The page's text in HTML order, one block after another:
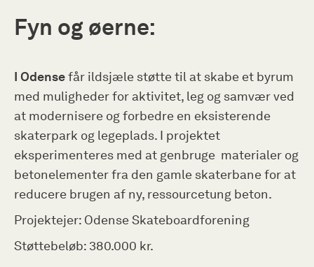
Fyn og øerne:
I Odensefår ildsjæle støtte til at skabe et byrum
med muligheder for aktivitet, leg og samvær ved
at modernisere og forbedre en eksisterende
skaterpark og legeplads. I projektet
eksperimenteres med at genbruge materialer og
betonelementer fra den gamle skaterbane for at
reducere brugen af ny, ressourcetung beton.
Projektejer: Odense Skateboardforening
Støttebeløb: 380.000 kr.